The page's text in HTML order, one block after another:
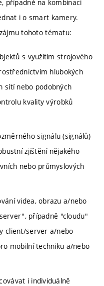
případně na kombinaci
i o smart kamery.
tohoto tématu:
s využitím strojového
hlubokých
sítí nebo podobných
kvality výrobků
signálu (signálů)
zjištění nějakého
nebo průmyslových
videa, obrazu a/nebo
případně "cloudu"
client/server a/nebo
mobilní techniku a/nebo
i individuálně